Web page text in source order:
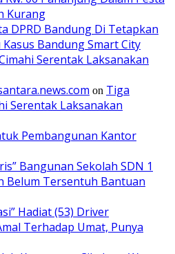
Kurang
DPRD Bandung Di Tetapkan
Bandung Smart City
Serentak Laksanakan
on Tiga
Serentak Laksanakan
Pembangunan Kantor
Bangunan Sekolah SDN 1
Belum Tersentuh Bantuan
Hadiat (53) Driver
Terhadap Umat, Punya